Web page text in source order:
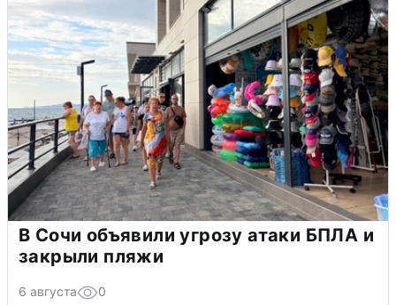
В Сочи объявили угрозу атаки БПЛА и
закрыли пляжи
6 августа 0